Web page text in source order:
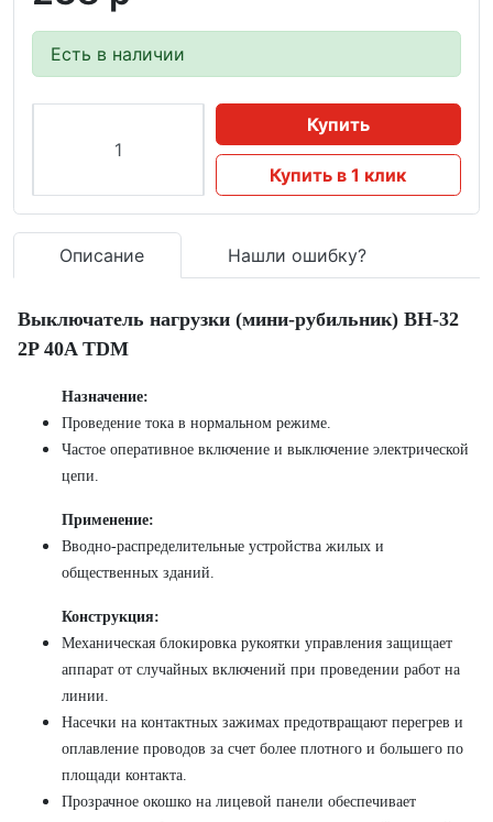
Есть в наличии
Купить
Купить в 1 клик
Описание Нашли ошибку?
Выключатель нагрузки (мини-рубильник) ВН-32
2P 40A TDM
Назначение:
Проведение тока в нормальном режиме.
Частое оперативное включение и выключение электрической
цепи.
Применение:
Вводно-распределительные устройства жилых и
общественных зданий.
Конструкция:
Механическая блокировка рукоятки управления защищает
аппарат от случайных включений при проведении работ на
линии.
Насечки на контактных зажимах предотвращают перегрев и
оплавление проводов за счет более плотного и большего по
площади контакта.
Прозрачное окошко на лицевой панели обеспечивает